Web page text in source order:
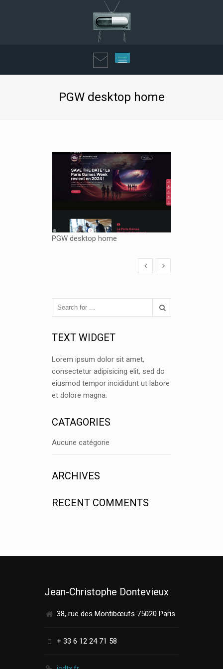
PGW desktop home
PGW desktop home
TEXT WIDGET
Lorem ipsum dolor sit amet,
consectetur adipisicing elit, sed do
eiusmod tempor incididunt ut labore
et dolore magna.
CATAGORIES
Aucune catégorie
ARCHIVES
RECENT COMMENTS
Jean-Christophe Dontevieux
38, rue des Montibœufs 75020 Paris
+ 33 6 12 24 71 58